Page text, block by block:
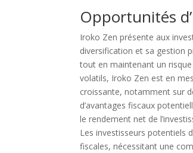
Opportunités
Iroko Zen présente aux
diversification et sa gestion
tout en maintenant un
volatils, Iroko Zen est en
croissante, notamment sur
d’avantages fiscaux
le rendement net de
Les investisseurs potentiels
fiscales, nécessitant une